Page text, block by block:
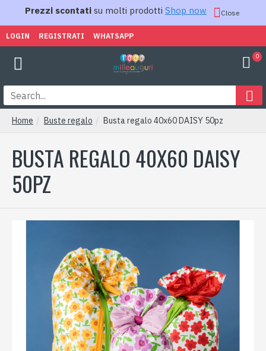
Prezzi scontati su molti prodotti Shop now Close
LOGIN REGISTRATI WHATSAPP
0
Home Buste regalo Busta regalo 40x60 DAISY 50pz
BUSTA REGALO 40X60 DAISY
50PZ